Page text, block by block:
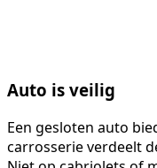
Auto is veilig
Een gesloten auto
carrosserie verdeelt